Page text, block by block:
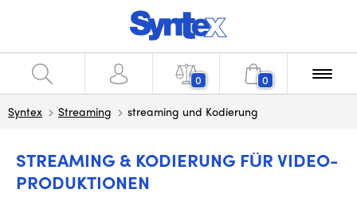
0 0
Syntex Streaming streaming und Kodierung
STREAMING & KODIERUNG FÜR VIDEO-
PRODUKTIONEN